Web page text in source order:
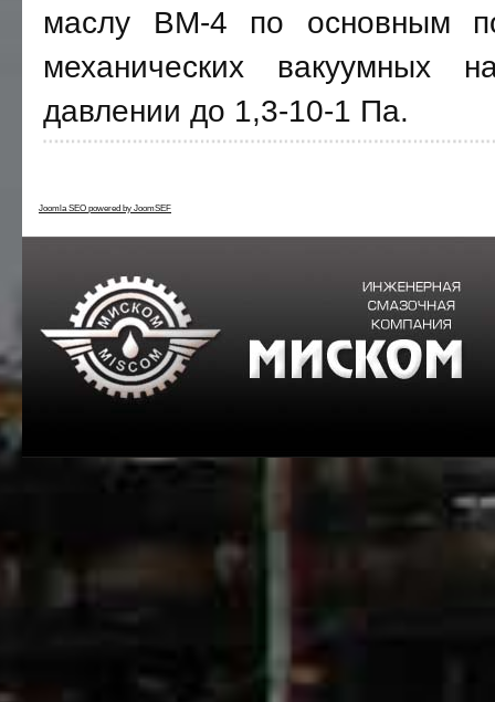
маслу ВМ-4 по основным
механических вакуумных
давлении до 1,3-10-1 Па.
Joomla SEO powered by JoomSEF